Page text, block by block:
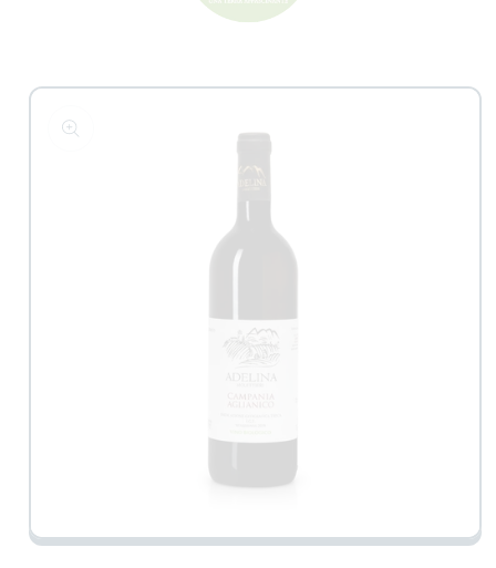
Passa alle
informazioni
sul prodotto
Apri